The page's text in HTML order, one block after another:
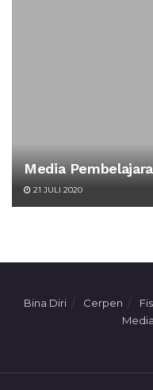
Media
21 JULI 2020
Bina Diri Cerpen